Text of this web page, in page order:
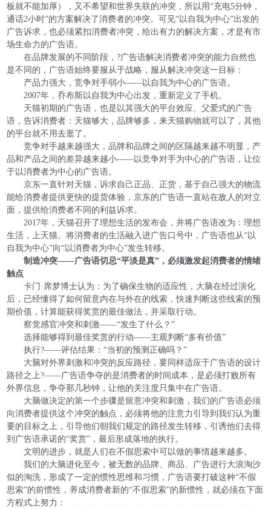
板就不能加厚），又不希望和世界失联的冲突，所以用“充电5分钟，
通话2小时”的方案解决了消费者的冲突。可见“以自我为中心”出发的
广告诉求，也必须紧扣消费者冲突，给出有力的解决方案，才是有市
场生命力的广告语。
在品牌发展的不同阶段，?广告语解决消费者冲突的能力自然也
是不同的，广告语始终要服从于战略，服从解决冲突这一目标：
产品力强大，竞争对手弱小——以自我为中心的广告语。
2007年，乔布斯以自我为中心出发，重新定义了手机。
天猫初期的广告语，也是以其强大的平台效应、父爱式的广告
语，告诉消费者：天猫够大，品牌够多，来天猫购物就可以了，其他
的平台就不用去逛了。
竞争对手越来越强大，品牌和品牌之间的区隔越来越不明显，产
品和产品之间的差异越来越小——以竞争对手为中心的广告语，让位
于以消费者为中心的广告语。
京东一直针对天猫，诉求自己正品、正货，基于自己强大的物流
能给消费者提供更快的提货体验，京东的广告语一直站在敌人的对立
面，提供给消费者不同的利益诉求。
2017年，天猫召开了理想生活的发布会，并将广告语改为：理想
生活，上天猫。将消费者的生活融入进广告口号中，广告语也从“以
自我为中心”向“以消费者为中心”发生转移。
制造冲突——广告语切忌“平淡是真”，必须激发起消费者的情绪
触点
卡门·席梦博士认为：为了确保生物的适应性，大脑在经过演化
后，已经懂得了如何留意内在与外在的线索，快速判断这些线索的预
期价值，计算能获得奖赏的最佳做法，并采取行动。
察觉感官冲突和刺激——“发生了什么？”
选择能够得到最佳奖赏的行动——主观判断“多有价值”
执行?——评估结果：“当初的预测正确吗？”
大脑对外界刺激和冲突的反应路径，要同样适应于广告语的设计
路径之上?——广告语争夺的是消费者的时间成本，是必须打败所有
外界信息，争夺那几秒钟，让他的关注度只集中在广告语。
大脑做决定的第一个步骤是留意冲突和刺激，我们的广告语必须
向消费者提供这个冲突的触点，必须将他的注意力引导到我们认为重
要的目标之上，引导他们朝我们规定的路径发生转移，引诱他们去得
到广告语承诺的“奖赏”，最后形成落地的执行。
文明的进步，就是人们在不假思索中可以做的事情越来越多。
我们的大脑进化至今，被无数的品牌、商品、广告进行大浪淘沙
似的淘洗，形成了一定的惯性思维和习惯，广告语要打破这种“不假
思索”的前惯性，养成消费者新的“不假思索”的新惯性，就必须在下面
方程式上努力：